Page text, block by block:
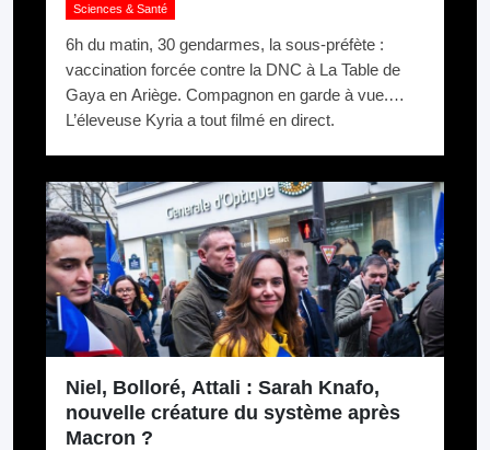
Sciences & Santé
6h du matin, 30 gendarmes, la sous-préfète :
vaccination forcée contre la DNC à La Table de
Gaya en Ariège. Compagnon en garde à vue.
L’éleveuse Kyria a tout filmé en direct.
Niel, Bolloré, Attali : Sarah Knafo,
nouvelle créature du système après
Macron ?